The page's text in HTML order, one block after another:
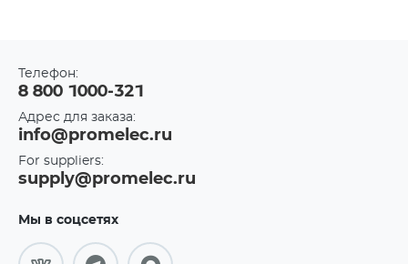
Телефон:
8 800 1000-321
Адрес для заказа:
info@promelec.ru
For suppliers:
supply@promelec.ru
Мы в соцсетях